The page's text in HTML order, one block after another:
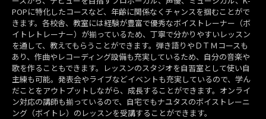
POPに特化したコースなど、年齢に関係なくチャンスを掴むことがで
きます。各校舎、教室には経験が豊富で優秀なボイストレーナー（ボ
イトレトレーナー）が揃っているため、丁寧で分かりやすいレッスン
を通して、教えてもらうことができます。弾き語りやＤＴＭコースも
あり、作曲やレコーディング設備も充実しているため、自分の音楽や
歌を作ることもできます。レッスンのスタジオを自習室として使い自
主練も可能。発表会やライブなどイベントも充実しているので、学ん
だことをアウトプットしながら、成長することができます。オンライ
ン対応の講師も揃っているので、自宅でもナユタスのボイストレーニ
ング（ボイトレ）のレッスンを受講することができます。